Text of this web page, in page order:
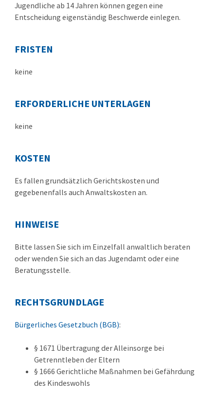
Jugendliche ab 14 Jahren können gegen eine
Entscheidung eigenständig Beschwerde einlegen.
FRISTEN
keine
ERFORDERLICHE UNTERLAGEN
keine
KOSTEN
Es fallen grundsätzlich Gerichtskosten und
gegebenenfalls auch Anwaltskosten an.
HINWEISE
Bitte lassen Sie sich im Einzelfall anwaltlich beraten
oder wenden Sie sich an das Jugendamt oder eine
Beratungsstelle.
RECHTSGRUNDLAGE
Bürgerliches Gesetzbuch (BGB):
§ 1671 Übertragung der Alleinsorge bei
Getrenntleben der Eltern
§ 1666 Gerichtliche Maßnahmen bei Gefährdung
des Kindeswohls